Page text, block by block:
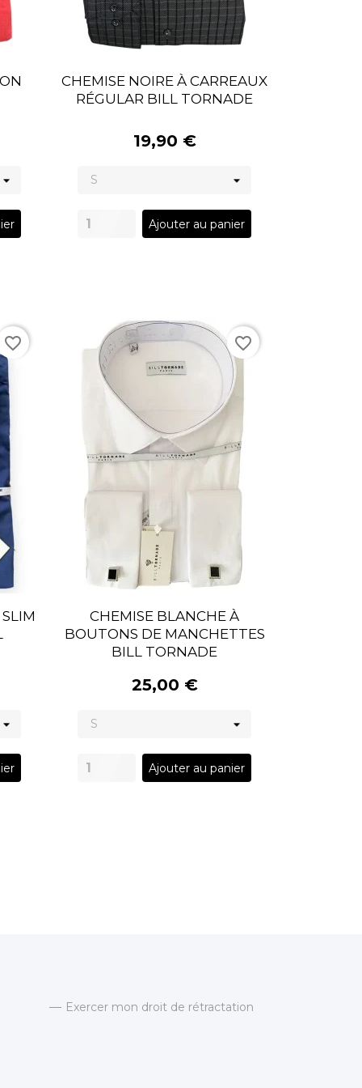
CHEMISE NOIRE À CARREAUX
RÉGULAR BILL TORNADE
19,90 €
Ajouter au panier
favorite_border
CHEMISE BLANCHE À
BOUTONS DE MANCHETTES
BILL TORNADE
25,00 €
Ajouter au panier
favorite_border
Exercer mon droit de rétractation